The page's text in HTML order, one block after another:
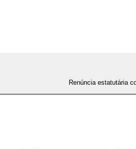
Renúncia estatutária